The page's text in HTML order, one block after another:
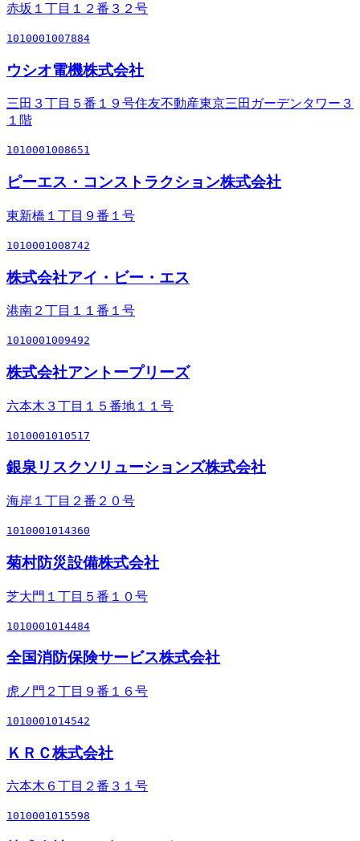
赤坂１丁目１２番３２号
1010001007884
ウシオ電機株式会社
三田３丁目５番１９号住友不動産東京三田ガーデンタワー３
１階
1010001008651
ピーエス・コンストラクション株式会社
東新橋１丁目９番１号
1010001008742
株式会社アイ・ビー・エス
港南２丁目１１番１号
1010001009492
株式会社アントープリーズ
六本木３丁目１５番地１１号
1010001010517
銀泉リスクソリューションズ株式会社
海岸１丁目２番２０号
1010001014360
菊村防災設備株式会社
芝大門１丁目５番１０号
1010001014484
全国消防保険サービス株式会社
虎ノ門２丁目９番１６号
1010001014542
ＫＲＣ株式会社
六本木６丁目２番３１号
1010001015598